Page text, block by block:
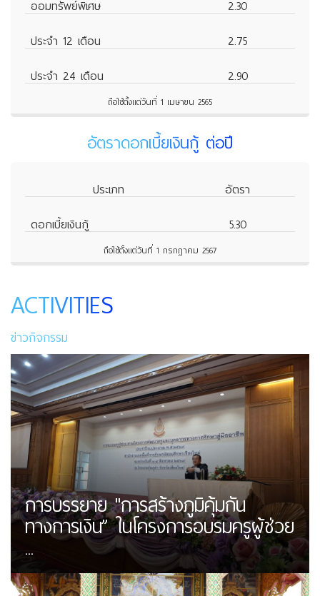
ออมทรัพย์พิเศษ
2.30
ประจำ 12 เดือน
2.75
ประจำ 24 เดือน
2.90
ถือใช้ตั้งแต่วันที่ 1 เมษายน 2565
อัตราดอกเบี้ยเงินกู้ ต่อปี
ประเภท
อัตรา
ดอกเบี้ยเงินกู้
5.30
ถือใช้ตั้งแต่วันที่ 1 กรกฎาคม 2567
ACTIVITIES
ข่าวกิจกรรม
การบรรยาย "การสร้างภูมิคุ้มกัน
ทางการเงิน” ในโครงการอบรมครูผู้ช่วย
...